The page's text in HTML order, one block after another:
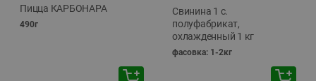
Пицца КАРБОНАРА
490г
Свинина 1 с.
полуфабрикат,
охлажденный 1 кг
фасовка: 1-2кг